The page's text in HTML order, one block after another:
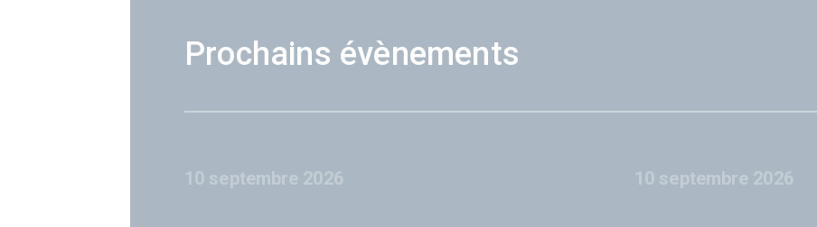
Prochains évènements
10 septembre 2026 10 septembre 2026